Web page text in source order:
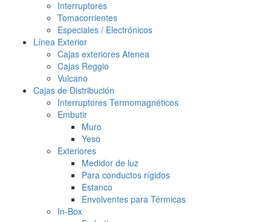
Interruptores
Tomacorrientes
Especiales / Electrónicos
Línea Exterior
Cajas exteriores Atenea
Cajas Reggio
Vulcano
Cajas de Distribución
Interruptores Termomagnéticos
Embutir
Muro
Yeso
Exteriores
Medidor de luz
Para conductos rígidos
Estanco
Envolventes para Térmicas
In-Box